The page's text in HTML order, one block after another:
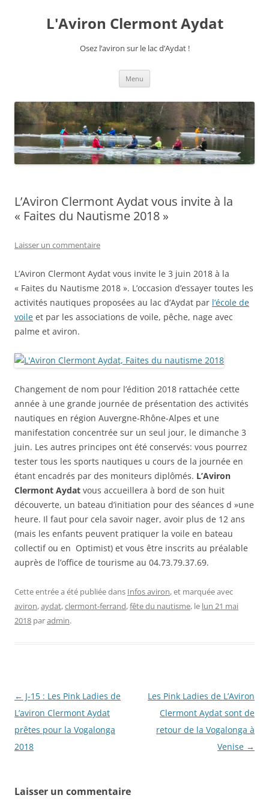
L'Aviron Clermont Aydat
Osez l’aviron sur le lac d’Aydat !
Menu
L’Aviron Clermont Aydat vous invite à la
« Faites du Nautisme 2018 »
Laisser un commentaire
L’Aviron Clermont Aydat vous invite le 3 juin 2018 à la
« Faites du Nautisme 2018 ». L’occasion d’essayer toutes les
activités nautiques proposées au lac d’Aydat par l’école de
voile et par les associations de voile, pêche, nage avec
palme et aviron.
Changement de nom pour l’édition 2018 rattachée cette
année à une grande journée de présentation des activités
nautiques en région Auvergne-Rhône-Alpes et une
manifestation concentrée sur un seul jour, le dimanche 3
juin. Les autres principes ont été conservés: vous pourrez
tester tous les sports nautiques u cours de la journée en
étant encadrés par des moniteurs diplômés. L’Aviron
Clermont Aydat vous accueillera à bord de son huit
découverte, un bateau d’initiation pour des séances d »une
heure. Il faut pour cela savoir nager, avoir plus de 12 ans
(mais les enfants peuvent pratiquer la voile en bateau
collectif ou en Optimist) et vous être inscrits au préalable
auprès de l’office de tourisme au 04.73.79.37.69.
Cette entrée a été publiée dans Infos aviron, et marquée avec
aviron,aydat,clermont-ferrand,fête du nautisme, le lun 21 mai
2018 paradmin.
Navigation
des
articles
← J-15 : Les Pink Ladies de
L’aviron Clermont Aydat
prêtes pour la Vogalonga
2018
Les Pink Ladies de L’Aviron
Clermont Aydat sont de
retour de la Vogalonga à
Venise →
Laisser un commentaire